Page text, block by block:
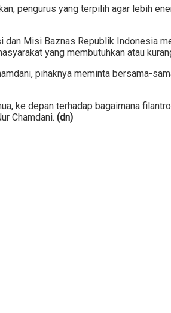
pengurus yang terpilih agar lebih
Misi Baznas Republik Indonesia
yang membutuhkan atau
pihaknya meminta bersama-
ke depan terhadap bagaimana
Chamdani. (dn)